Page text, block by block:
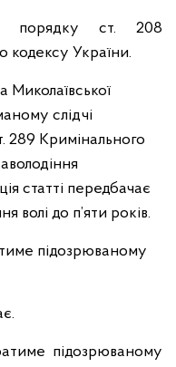
порядку ст. 208
кодексу України.
Миколаївської
слідчі
289 Кримінального
статті передбачає
волі до п’яти років.
підозрюваному
підозрюваному